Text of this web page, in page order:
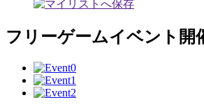
フリーゲームイベント開